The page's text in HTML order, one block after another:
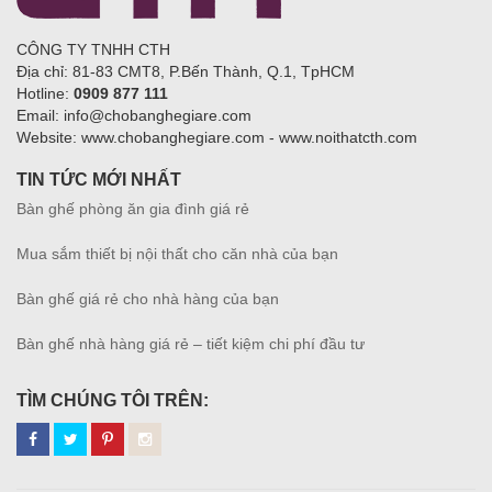
CÔNG TY TNHH CTH
Địa chỉ: 81-83 CMT8, P.Bến Thành, Q.1, TpHCM
Hotline: 0909 877 111
Email: info@chobanghegiare.com
Website: www.chobanghegiare.com - www.noithatcth.com
TIN TỨC MỚI NHẤT
Bàn ghế phòng ăn gia đình giá rẻ
Mua sắm thiết bị nội thất cho căn nhà của bạn
Bàn ghế giá rẻ cho nhà hàng của bạn
Bàn ghế nhà hàng giá rẻ – tiết kiệm chi phí đầu tư
TÌM CHÚNG TÔI TRÊN: